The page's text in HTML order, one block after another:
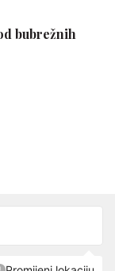
bubrežnih